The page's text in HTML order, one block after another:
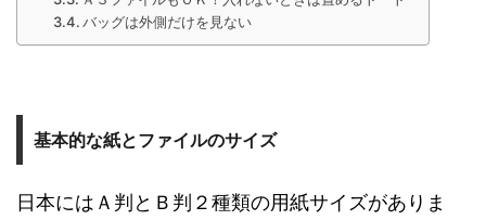
バッグは外側だけを見ない
基本的な紙とファイルのサイズ
日本にはＡ判とＢ判２種類の用紙サイズがありま